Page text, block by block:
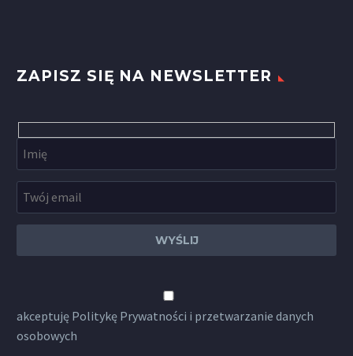
ZAPISZ SIĘ NA NEWSLETTER
akceptuję Politykę Prywatności i przetwarzanie danych
osobowych